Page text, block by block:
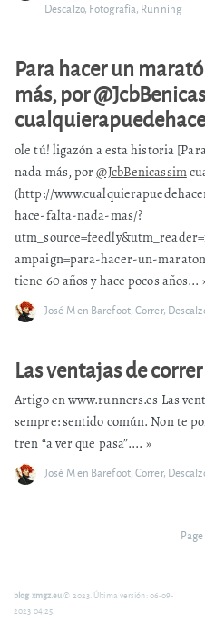
Descalzo, Fotografía, Running
Para hacer un
más, por
ole tú! ligazón a esta historia
nada más, por@JcbBenicassim
(http://
hace-falta-nada-mas/?
ampaign=para-hacer-un-
tiene 60 años y hace pocos años...
José Men Barefoot,Correr,
Las ventajas de
Artigo en www.runners.es Las
sempre: sentido común. Non te
tren “a ver que pasa”.... »
José Men Barefoot,Correr,
Page
blog xmgz.eu© 2023. Última versión: 06-09-
2023 04:25.